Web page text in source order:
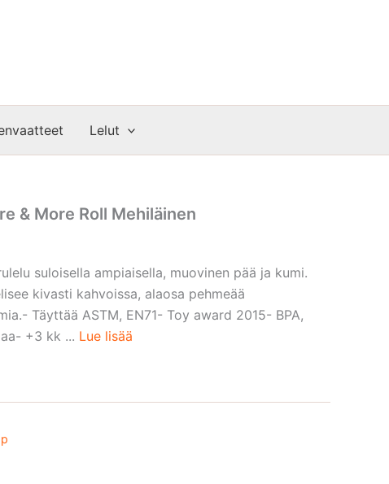
Lelut
& More Roll Mehiläinen
suloisella ampiaisella, muovinen pää ja kumi.
kivasti kahvoissa, alaosa pehmeää
Täyttää ASTM, EN71- Toy award 2015- BPA,
+3 kk ... Lue lisää